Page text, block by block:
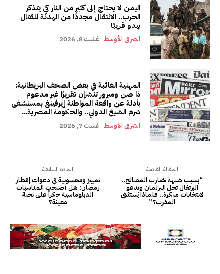
اليمن لا يحتاج إلى كثير من النار كي يتذكر
الحرب.. الانتقال مجددًا من الهدنة للقتال
يبدو قريبًا
الشرق الأوسط غشت 8, 2026
المهنية الغائبة في بعض الصحف البريطانية:
ذا صن وميرور تنشران تقريرًا غير مدعوم
بأدلة عن واقعة المواطنة إيرفينغ بمستشفى
شرم الشيخ الدولي.. والحكومة المصرية...
الشرق الأوسط غشت 7, 2026
المادة السابقة
تمييز ومحسوبية في دعوات إفطار
رمضان: هل أصبحت المناسبات
الدبلوماسية حكراً على نخبة
معينة؟
المقالة القادمة
“بسبب شبهة تضارب المصالح..
البرتغال تحل البرلمان وتدعو
لانتخابات مبكرة.. فلماذا يُستثنى
المغرب؟”